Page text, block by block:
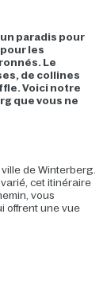
paradis pour
les
Le
de collines
Voici notre
que vous ne
de Winterberg.
cet itinéraire
vous
offrent une vue